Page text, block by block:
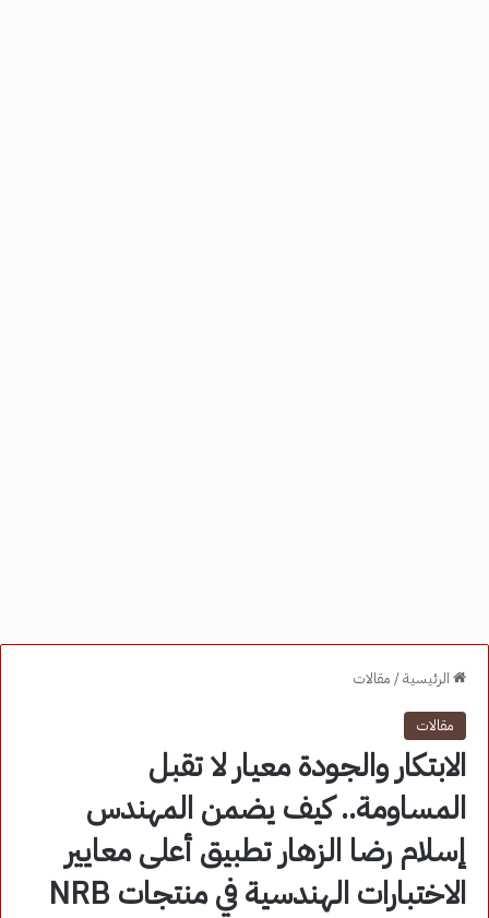
الرئيسية/ مقالات
مقالات
الابتكار والجودة معيار لا تقبل
المساومة.. كيف يضمن المهندس
إسلام رضا الزهار تطبيق أعلى معايير
الاختبارات الهندسية في منتجات NRB